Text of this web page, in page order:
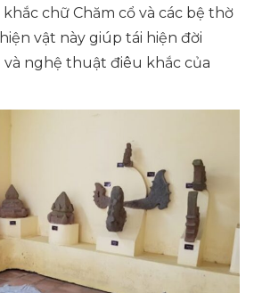
khắc chữ Chăm cổ và các bệ thờ
vật này giúp tái hiện đời
và nghệ thuật điêu khắc của